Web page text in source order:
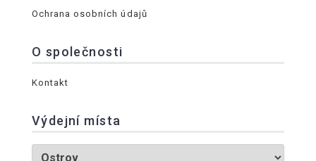
Ochrana osobních údajů
O společnosti
Kontakt
Výdejní místa